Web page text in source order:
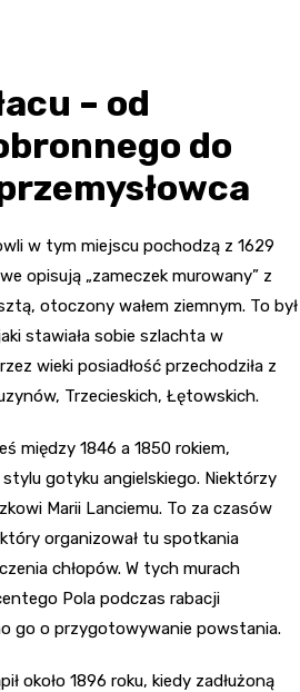
– od
do
w tym miejscu pochodzą z 1629
opisują „zameczek murowany” z
otoczony wałem ziemnym. To był
stawiała sobie szlachta w
wieki posiadłość przechodziła z
Trzecieskich, Łętowskich.
między 1846 a 1850 rokiem,
gotyku angielskiego. Niektórzy
Marii Lanciemu. To za czasów
organizował tu spotkania
chłopów. W tych murach
Pola podczas rabacji
go o przygotowywanie powstania.
około 1896 roku, kiedy zadłużoną